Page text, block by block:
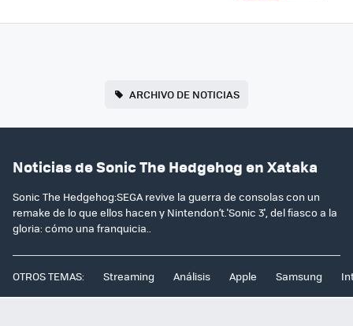
ARCHIVO DE NOTICIAS
Noticias de Sonic The Hedgehog en Xataka
Sonic The Hedgehog:SEGA revive la guerra de consolas con un
remake de lo que ellos hacen y Nintendon’t.'Sonic 3', del fiasco a la
gloria: cómo una franquicia..
OTROS TEMAS: Streaming Análisis Apple Samsung